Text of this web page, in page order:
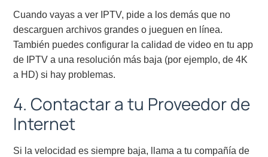
Cuando vayas a ver IPTV, pide a los demás que no
descarguen archivos grandes o jueguen en línea.
También puedes configurar la calidad de video en tu app
de IPTV a una resolución más baja (por ejemplo, de 4K
a HD) si hay problemas.
4. Contactar a tu Proveedor de
Internet
Si la velocidad es siempre baja, llama a tu compañía de